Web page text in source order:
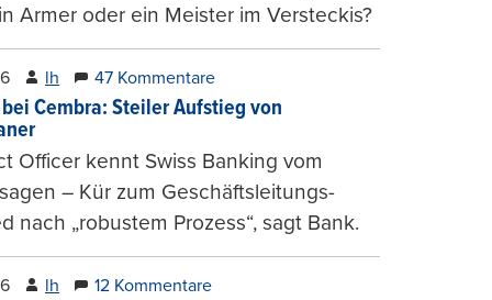
Armer oder ein Meister im Versteckis?
lh 47 Kommentare
Cembra: Steiler Aufstieg von
Officer kennt Swiss Banking vom
– Kür zum Geschäftsleitungs-
nach „robustem Prozess“, sagt Bank.
lh 12 Kommentare